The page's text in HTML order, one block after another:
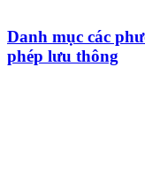
Danh mục các
phép lưu thông